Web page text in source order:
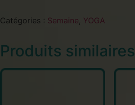
Catégories : Semaine YOGA
Produits similaires